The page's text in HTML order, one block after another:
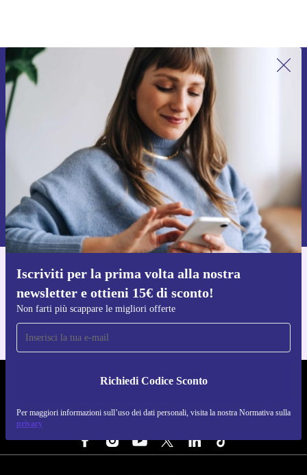
Iscriviti per la prima volta alla nostra
newsletter e ottieni 15€ di sconto!
Non farti più scappare le migliori offerte
Richiedi Codice Sconto
Per maggiori informazioni sull’uso dei dati personali, visita la nostra Normativa sulla
privacy
Iscriviti per la prima volta alla nostra
newsletter e ottieni 15€ di sconto!
Non farti più scappare le migliori offerte.
Richiedi codice sconto
Per maggiori informazioni sull’uso dei dati personali, visita la nostra
Normativa sulla privacy
Scarica l'app di refurbed
Per iOS e Android
REFURBED ITALIA - RETHINK NEW.
SEGUICI SU